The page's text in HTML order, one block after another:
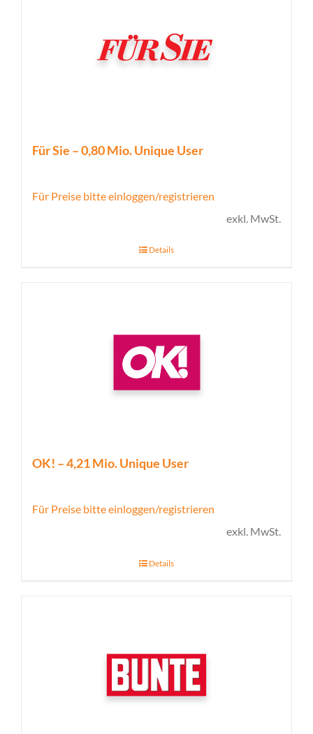
Für Sie – 0,80 Mio. Unique User
Für Preise bitte einloggen/registrieren
exkl. MwSt.
Details
OK! – 4,21 Mio. Unique User
Für Preise bitte einloggen/registrieren
exkl. MwSt.
Details